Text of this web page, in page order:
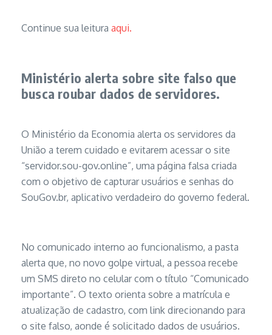
Continue sua leitura aqui.
Ministério alerta sobre site falso que
busca roubar dados de servidores.
O Ministério da Economia alerta os servidores da
União a terem cuidado e evitarem acessar o site
“servidor.sou-gov.online”, uma página falsa criada
com o objetivo de capturar usuários e senhas do
SouGov.br, aplicativo verdadeiro do governo federal.
No comunicado interno ao funcionalismo, a pasta
alerta que, no novo golpe virtual, a pessoa recebe
um SMS direto no celular com o título “Comunicado
importante”. O texto orienta sobre a matrícula e
atualização de cadastro, com link direcionando para
o site falso, aonde é solicitado dados de usuários.